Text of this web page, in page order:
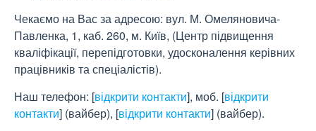
Чекаємо на Вас за адресою: вул. М. Омеляновича-
Павленка, 1, каб. 260, м. Київ, (Центр підвищення
кваліфікації, перепідготовки, удосконалення керівних
працівників та спеціалістів).
Наш телефон: [відкрити контакти], моб. [відкрити
контакти] (вайбер), [відкрити контакти] (вайбер).